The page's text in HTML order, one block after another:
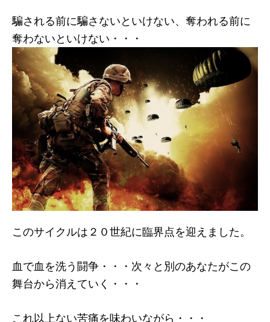
騙される前に騙さないといけない、奪われる前に
奪わないといけない・・・
このサイクルは２０世紀に臨界点を迎えました。
血で血を洗う闘争・・・次々と別のあなたがこの
舞台から消えていく・・・
これ以上ない苦痛を味わいながら・・・